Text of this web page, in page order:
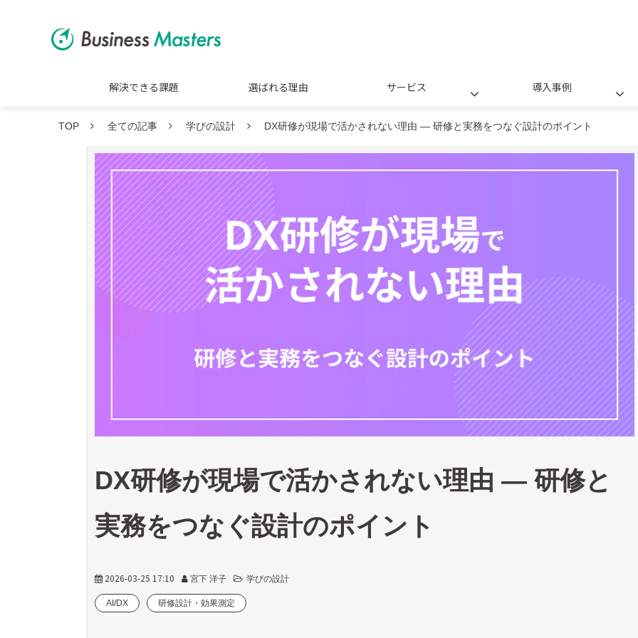
解決できる課題 選ばれる理由 サービス 導入事例
TOP 全ての記事 学びの設計 DX研修が現場で活かされない理由 ― 研修と実務をつなぐ設計のポイント
DX研修が現場で活かされない理由 ― 研修と
実務をつなぐ設計のポイント
2026-03-25 17:10 宮下 洋子 学びの設計
AI/DX 研修設計・効果測定